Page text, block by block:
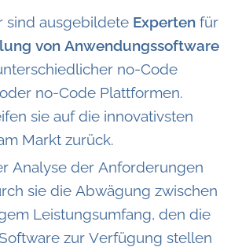
sind ausgebildete Experten für
von Anwendungssoftware
no-Code
no-Code Plattformen.
sie auf die innovativsten
Markt zurück.
Analyse der Anforderungen
sie die Abwägung zwischen
Leistungsumfang, den die
zur Verfügung stellen